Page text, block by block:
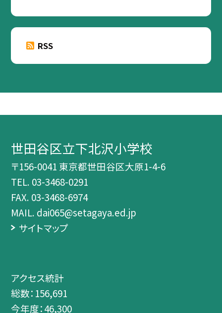
RSS
世田谷区立下北沢小学校
〒156-0041 東京都世田谷区大原1-4-6
TEL. 03-3468-0291
FAX. 03-3468-6974
MAIL. dai065@setagaya.ed.jp
サイトマップ
アクセス統計
総数： 156,691
今年度：46,300